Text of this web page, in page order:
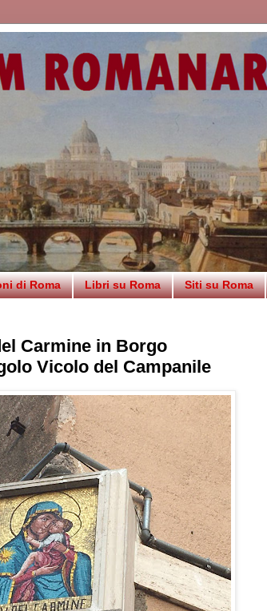
di Roma Libri su Roma Siti su Roma
Carmine in Borgo
Vicolo del Campanile